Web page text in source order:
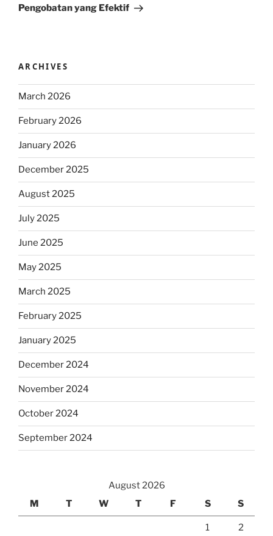
Pengobatan yang Efektif
ARCHIVES
March 2026
February 2026
January 2026
December 2025
August 2025
July 2025
June 2025
May 2025
March 2025
February 2025
January 2025
December 2024
November 2024
October 2024
September 2024
August 2026
M
T W T F S S
1 2